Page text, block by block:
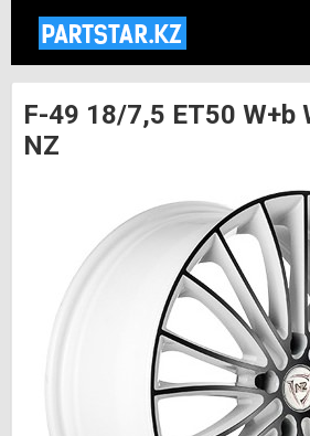
F-49 18/7,5 ET50 W+b
NZ